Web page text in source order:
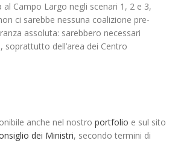
al Campo Largo negli scenari 1, 2 e 3,
ci sarebbe nessuna coalizione pre-
assoluta: sarebbero necessari
soprattutto dell’area dei Centro
anche nel nostro portfolio e sul sito
dei Ministri, secondo termini di